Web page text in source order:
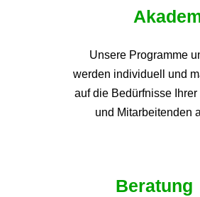
Unsere Programme
werden individuell und
auf die Bedürfnisse
und Mitarbeitenden
Beratung